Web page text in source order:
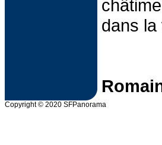
dans
Copyright © 2020 SFPanorama